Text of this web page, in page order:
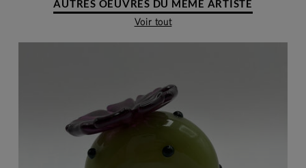
AUTRES OEUVRES DU MÊME ARTISTE
Voir tout